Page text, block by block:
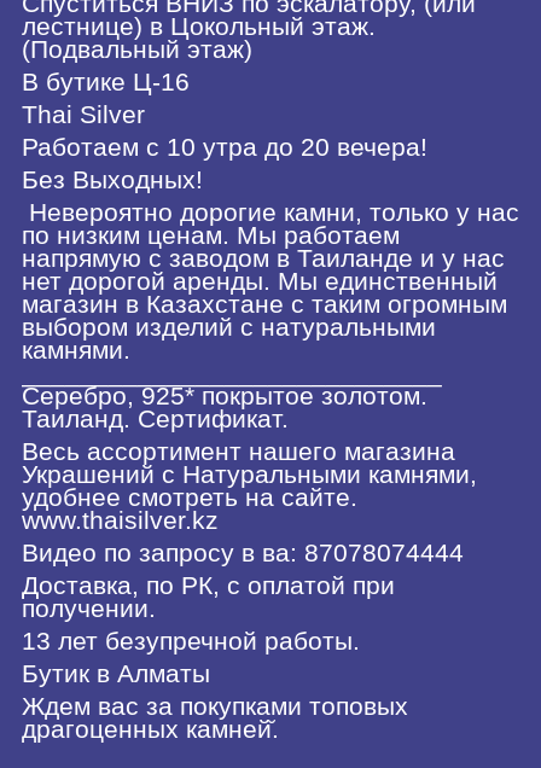
лестнице) в Цокольный этаж.
(Подвальный этаж)
В бутике Ц-16
Thai Silver
Работаем с 10 утра до 20 вечера!
Без Выходных!
Невероятно дорогие камни, только у нас
по низким ценам. Мы работаем
напрямую с заводом в Таиланде и у нас
нет дорогой аренды. Мы единственный
магазин в Казахстане с таким огромным
выбором изделий с натуральными
камнями.
Серебро, 925* покрытое золотом.
Таиланд. Сертификат.
Весь ассортимент нашего магазина
Украшений с Натуральными камнями,
удобнее смотреть на сайте.
www.thaisilver.kz
Видео по запросу в ва: 87078074444
Доставка, по РК, с оплатой при
получении.
13 лет безупречной работы.
Бутик в Алматы
Ждем вас за покупками топовых
драгоценных камней̆.